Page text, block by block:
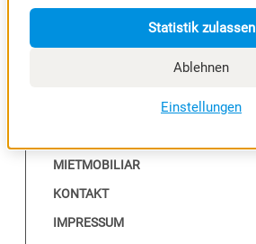
MIETMOBILIAR
KONTAKT
IMPRESSUM
Statistik zulassen
Ablehnen
Einstellungen